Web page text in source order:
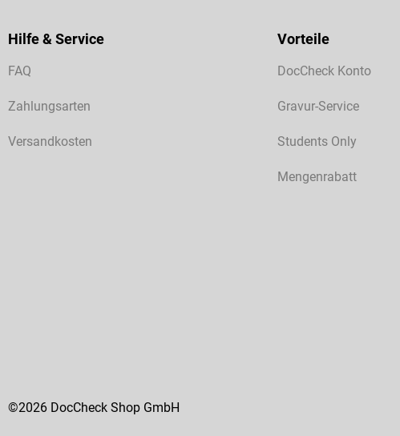
Hilfe & Service
FAQ
Zahlungsarten
Versandkosten
Vorteile
DocCheck Konto
Gravur-Service
Students Only
Mengenrabatt
©2026 DocCheck Shop GmbH